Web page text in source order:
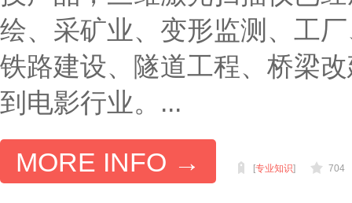
绘、采矿业、变形监测、工
铁路建设、隧道工程、桥梁
到电影行业。...
MORE INFO →
[专业知识] 704